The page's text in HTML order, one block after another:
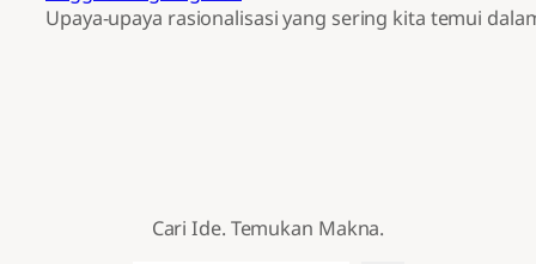
Upaya-upaya rasionalisasi yang sering kita temui
Cari Ide. Temukan Makna.